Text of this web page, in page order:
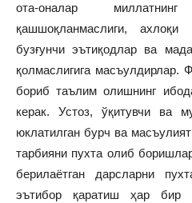
ота-оналар
қашшоқланмаслиги,
бузғунчи эътиқодлар ва
қолмаслигига масъулдирлар.
бориб таълим олишнинг
керак. Устоз, ўқитувчи ва
юклатилган бурч ва
тарбияни пухта олиб
берилаётган дарсларни
эътибор қаратиш ҳар бир